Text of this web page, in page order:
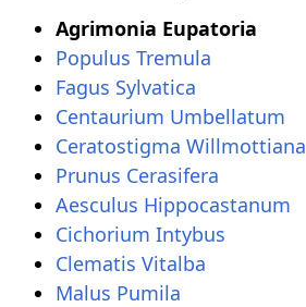
Agrimonia Eupatoria
Populus Tremula
Fagus Sylvatica
Centaurium Umbellatum
Ceratostigma Willmottiana
Prunus Cerasifera
Aesculus Hippocastanum
Cichorium Intybus
Clematis Vitalba
Malus Pumila